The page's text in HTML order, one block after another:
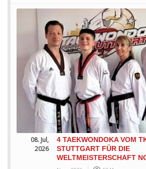
08. Jul,
2026
4 TAEKWONDOKA VOM
STUTTGART FÜR DIE
WELTMEISTERSCHAFT